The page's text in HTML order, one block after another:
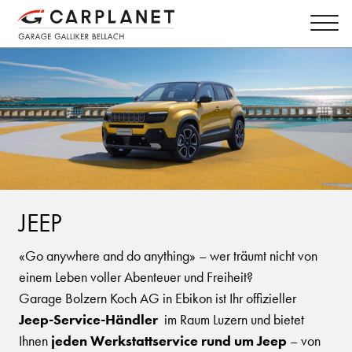
JEEP
«Go anywhere and do anything» – wer träumt nicht von
einem Leben voller Abenteuer und Freiheit?
Garage Bolzern Koch AG in Ebikon ist Ihr offizieller
Jeep-Service-Händler im Raum Luzern und bietet
Ihnen jeden Werkstattservice rund um Jeep – von